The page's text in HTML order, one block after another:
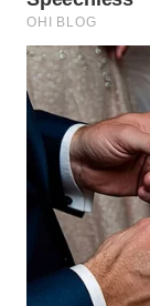
DEPOK
WN
TAPANULI
UTARA
WN
SAMOSIR